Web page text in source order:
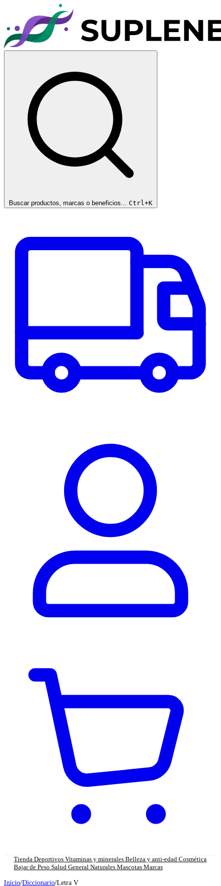
Buscar productos, marcas o beneficios... Ctrl+K
Tienda Deportivos Vitaminas y minerales Belleza y anti-edad Cosmética
Bajar de Peso Salud General Naturales Mascotas Marcas
Inicio/Diccionario/Letra V